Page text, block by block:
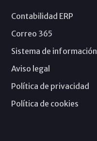
Contabilidad ERP
Correo 365
Sistema de información
Aviso legal
Política de privacidad
Política de cookies